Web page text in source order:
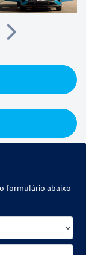
formulário abaixo
Próximo